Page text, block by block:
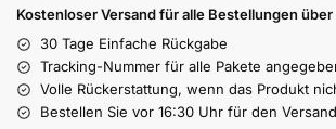
Kostenloser Versand für alle Bestellungen
30 Tage Einfache Rückgabe
Tracking-Nummer für alle Pakete
Volle Rückerstattung, wenn das Produkt
Bestellen Sie vor 16:30 Uhr für den